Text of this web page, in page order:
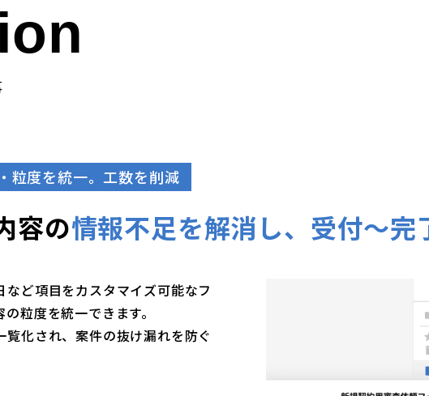
粒度を統一。工数を削減
容の情報不足を解消し、受付〜完
など項目をカスタマイズ可能なフ
粒度を統一できます。
覧化され、案件の抜け漏れを防ぐ